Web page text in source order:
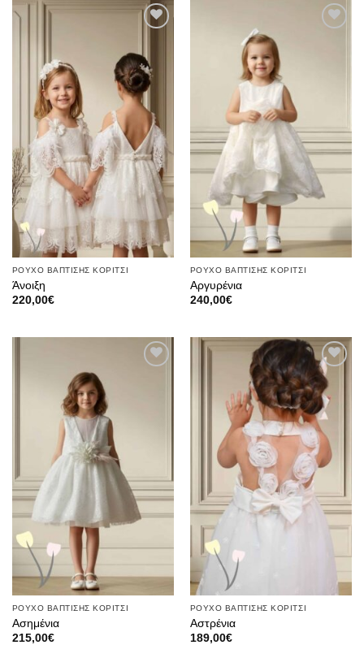
στην λίστα
επιθυμιών
ΡΟΥΧΟ ΒΑΠΤΙΣΗΣ ΚΟΡΙΤΣΙ
Άνοιξη
220,00€
ΡΟΥΧΟ ΒΑΠΤΙΣΗΣ ΚΟΡΙΤΣΙ
Αργυρένια
240,00€
ΡΟΥΧΟ ΒΑΠΤΙΣΗΣ ΚΟΡΙΤΣΙ
Ασημένια
215,00€
Πρόσθήκη
στην λίστα
επιθυμιών
ΡΟΥΧΟ ΒΑΠΤΙΣΗΣ ΚΟΡΙΤΣΙ
Αστρένια
189,00€